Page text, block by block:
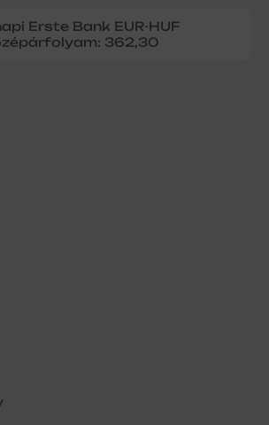
Erste Bank EUR-HUF
362,30